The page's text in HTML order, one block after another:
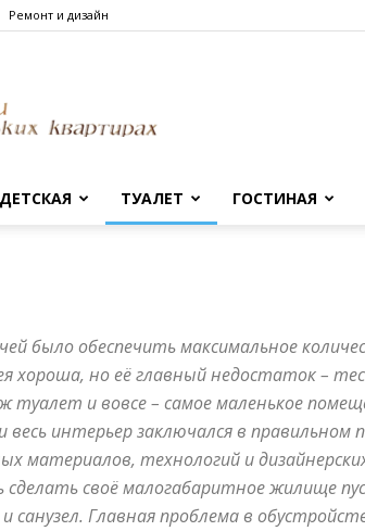
Ремонт и дизайн
Сайт
ДЕТСКАЯ ТУАЛЕТ ГОСТИНАЯ
было обеспечить максимальное
хороша, но её главный недостаток –
и вовсе – самое маленькое
интерьер заключался в правильном
технологий и
сделать своё малогабаритное жилище
Главная проблема в